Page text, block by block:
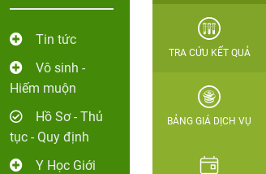
Tin tức
Vô sinh -
Hiếm muộn
Hồ Sơ - Thủ
tục - Quy định
Y Học Giới
TRA CỨU KẾT QUẢ
BẢNG GIÁ DỊCH VỤ